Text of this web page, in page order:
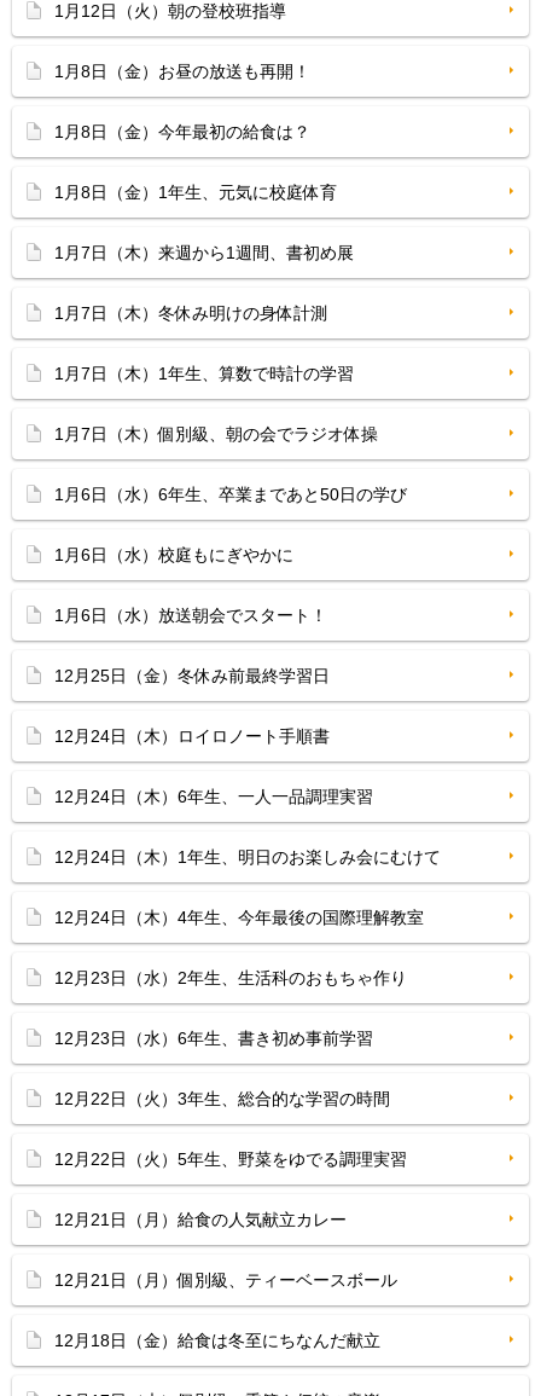
1月12日（火）朝の登校班指導
1月8日（金）お昼の放送も再開！
1月8日（金）今年最初の給食は？
1月8日（金）1年生、元気に校庭体育
1月7日（木）来週から1週間、書初め展
1月7日（木）冬休み明けの身体計測
1月7日（木）1年生、算数で時計の学習
1月7日（木）個別級、朝の会でラジオ体操
1月6日（水）6年生、卒業まであと50日の学び
1月6日（水）校庭もにぎやかに
1月6日（水）放送朝会でスタート！
12月25日（金）冬休み前最終学習日
12月24日（木）ロイロノート手順書
12月24日（木）6年生、一人一品調理実習
12月24日（木）1年生、明日のお楽しみ会にむけて
12月24日（木）4年生、今年最後の国際理解教室
12月23日（水）2年生、生活科のおもちゃ作り
12月23日（水）6年生、書き初め事前学習
12月22日（火）3年生、総合的な学習の時間
12月22日（火）5年生、野菜をゆでる調理実習
12月21日（月）給食の人気献立カレー
12月21日（月）個別級、ティーベースボール
12月18日（金）給食は冬至にちなんだ献立